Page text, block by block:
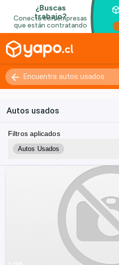
Autos usados
Filtros aplicados
Autos Usados